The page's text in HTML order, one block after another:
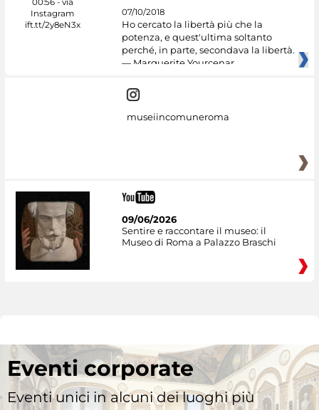
07/10/2018
Ho cercato la libertà più che la
potenza, e quest'ultima soltanto
perché, in parte, secondava la libertà.
— Marguerite Yourcenar
museiincomuneroma
09/06/2026
Sentire e raccontare il museo: il
Museo di Roma a Palazzo Braschi
Eventi corporate
Eventi unici in alcuni dei luoghi più